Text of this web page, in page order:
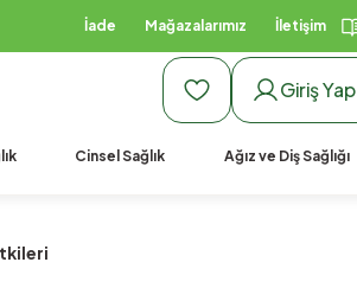
İade Mağazalarımız İletişim
Giriş Yap
Cinsel Sağlık Ağız ve Diş Sağlığı